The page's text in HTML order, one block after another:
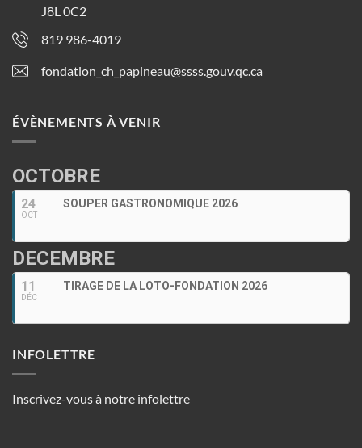
J8L 0C2
819 986-4019
fondation_ch_papineau@ssss.gouv.qc.ca
ÉVÈNEMENTS À VENIR
OCTOBRE
24
OCT
SOUPER GASTRONOMIQUE 2026
DECEMBRE
11
DÉC
TIRAGE DE LA LOTO-FONDATION 2026
INFOLETTRE
Inscrivez-vous à notre infolettre